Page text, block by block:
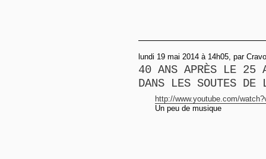
lundi 19 mai 2014 à 14h05, par Cravo
40 ANS APRÈS LE 25
DANS LES SOUTES
http://www.youtube.com/
Un peu de musique